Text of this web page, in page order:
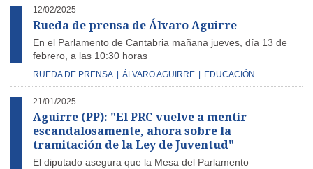
12/02/2025
Rueda de prensa de Álvaro Aguirre
En el Parlamento de Cantabria mañana jueves, día 13 de
febrero, a las 10:30 horas
RUEDA DE PRENSA ÁLVARO AGUIRRE EDUCACIÓN
21/01/2025
Aguirre (PP): "El PRC vuelve a mentir
escandalosamente, ahora sobre la
tramitación de la Ley de Juventud"
El diputado asegura que la Mesa del Parlamento